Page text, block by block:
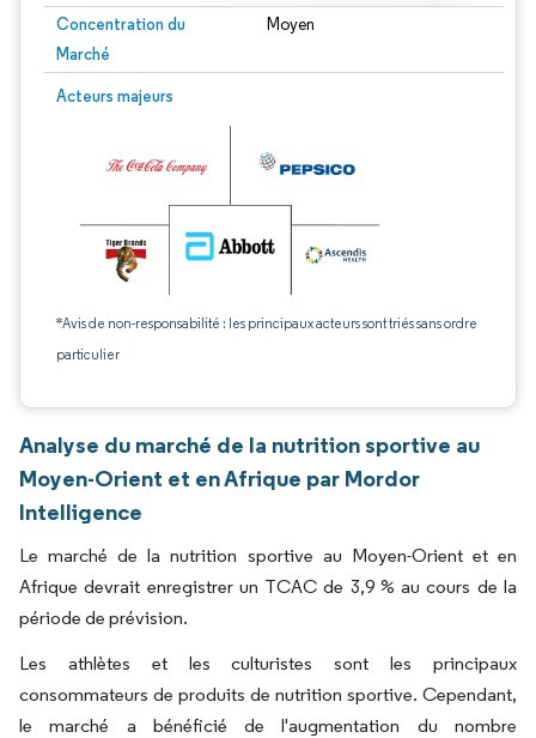
Concentration du
Marché
Moyen
Acteurs majeurs
*Avis de non-responsabilité : les principaux acteurs sont triés sans ordre
particulier
Analyse du marché de la nutrition sportive au
Moyen-Orient et en Afrique par Mordor
Intelligence
Le marché de la nutrition sportive au Moyen-Orient et en
Afrique devrait enregistrer un TCAC de 3,9 % au cours de la
période de prévision.
Les athlètes et les culturistes sont les principaux
consommateurs de produits de nutrition sportive. Cependant,
le marché a bénéficié de l'augmentation du nombre